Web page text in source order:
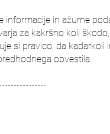
informacije in ažurne
za kakršno koli
si pravico, da kadarkoli
obvestila.